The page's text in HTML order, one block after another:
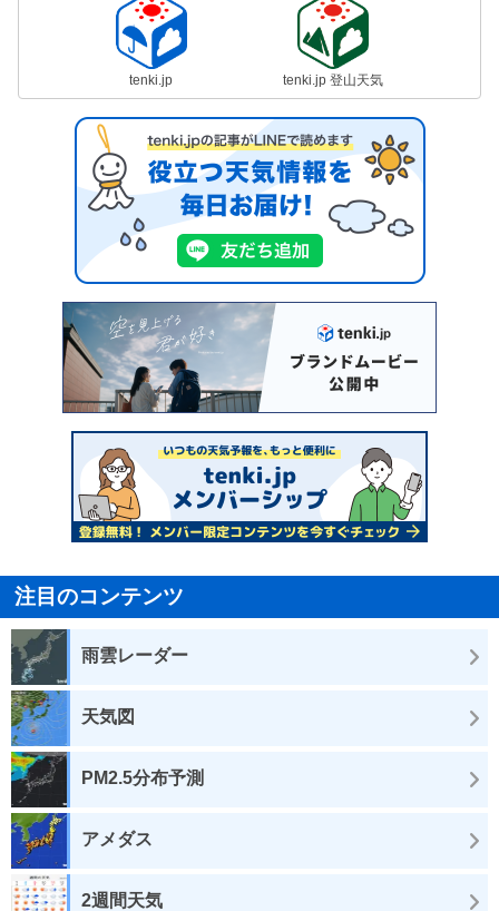
tenki.jp tenki.jp 登山天気
注目のコンテンツ
雨雲レーダー
天気図
PM2.5分布予測
アメダス
2週間天気